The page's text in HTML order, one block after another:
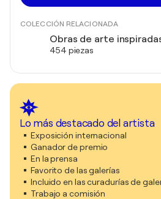
COLECCIÓN RELACIONADA
Obras de arte
454 piezas
Lo más destacado del artista
Exposición internacional
Ganador de premio
En la prensa
Favorito de las galerías
Incluido en las curadurías de
Trabajo a comisión